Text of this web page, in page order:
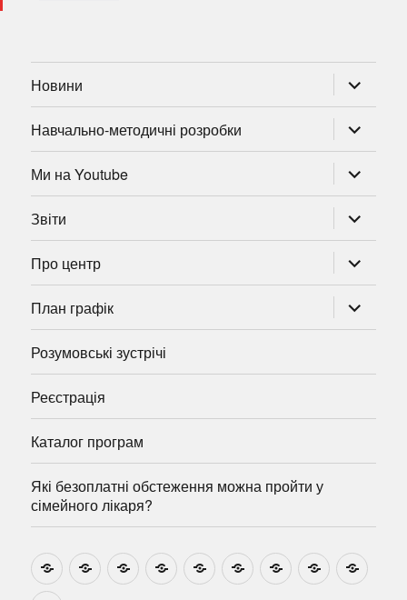
Новини
підменю
Навчально-методичні розробки
підменю
Ми на Youtube
підменю
Звіти
підменю
Про центр
підменю
План графік
підменю
Розумовські зустрічі
Реєстрація
Каталог програм
Які безоплатні обстеження можна пройти у
сімейного лікаря?
НовиниНавчально-
методичні
Ми
на
Звіти Про
центр
План
графік
Розумовські
зустрічі
Реєстрація